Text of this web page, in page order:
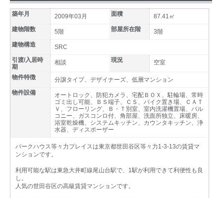
築年月 2009年03月 面積
87.41㎡
建物階数
5階 部屋所在階
3階
建物構造
SRC
引渡/入居時
期
相談 現況 空室
物件特徴
分譲タイプ、デザイナーズ、低層マンション
物件設備
オートロック、防犯カメラ、宅配ＢＯＸ、駐輪場、常時
ゴミ出し可能、ＢＳ端子、ＣＳ、バイク置き場、ＣＡＴ
Ｖ、フローリング、Ｂ・Ｔ別室、室内洗濯機置場、バル
コニー、ガスコンロ付、角部屋、洗面所独立、床暖房、
浴室乾燥機、システムキッチン、カウンタキッチン、浄
水器、ディスポーザー
パークハウス等々力プレイスは東京都世田谷区等々力1-3-13の賃貸マ
ンションです。
利用可能な駅は東急大井町線尾山台駅で、1駅が利用できて利便性も良
し。
人気の世田谷区の高級賃貸マンションです。